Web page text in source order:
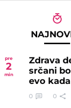
pre
2
min
Zdrava
srčani
evo
0 0